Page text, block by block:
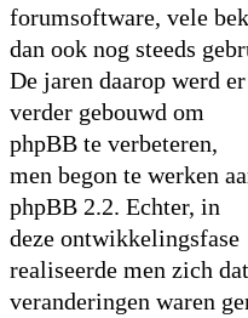
forumsoftware, vele
dan ook nog steeds
De jaren daarop werd er
verder gebouwd om
phpBB te verbeteren,
men begon te werken
phpBB 2.2. Echter, in
deze ontwikkelingsfase
realiseerde men zich
veranderingen waren